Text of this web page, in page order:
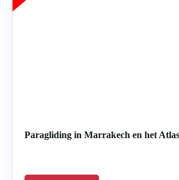
Paragliding in Marrakech en het